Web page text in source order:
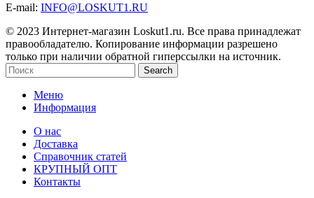
E-mail: INFO@LOSKUT1.RU
© 2023 Интернет-магазин Loskut1.ru. Все права принадлежат
правообладателю. Копирование информации разрешено
только при наличии обратной гиперссылки на источник.
Search
Меню
Информация
О нас
Доставка
Справочник статей
КРУПНЫЙ ОПТ
Контакты